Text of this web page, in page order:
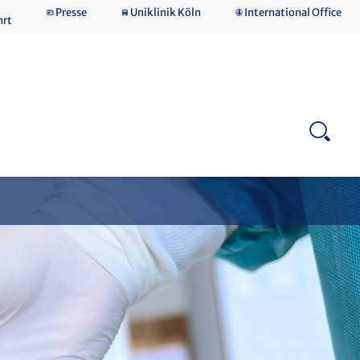
Presse Uniklinik Köln International Office